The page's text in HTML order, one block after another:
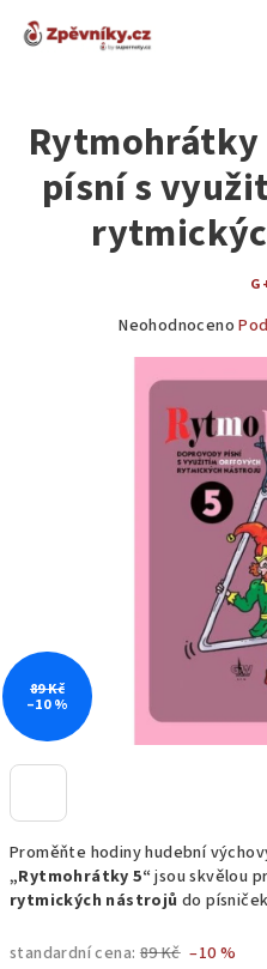
Proměňte hodiny hudební
„Rytmohrátky 5“ jsou skvělou
rytmických nástrojů do
standardní cena: 89 Kč –10 %
Rytmohrátky
písní s
Průměrné
hvězdiček.
Neohodnoceno
89 Kč
–10 %